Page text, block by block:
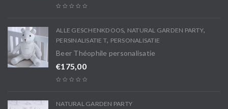
ALLE GESCHENKDOOS, NATURAL GARDEN PARTY,
PERSINALISATIE T, PERSONALISATIE
Beer Théophile personalisatie
€175,00
NATURAL GARDEN PARTY